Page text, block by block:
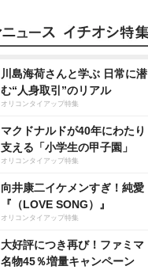
川島海荷さんと学ぶ 日常に潜
む“人身取引”のリアル
オリコンタイアップ特集
マクドナルドが40年にわたり
支える「小学生の甲子園」
オリコンタイアップ特集
向井康二イケメンすぎ！純愛
『（LOVE SONG）』
オリコンタイアップ特集
大好評につき再び！ファミマ
名物45％増量キャンペーン